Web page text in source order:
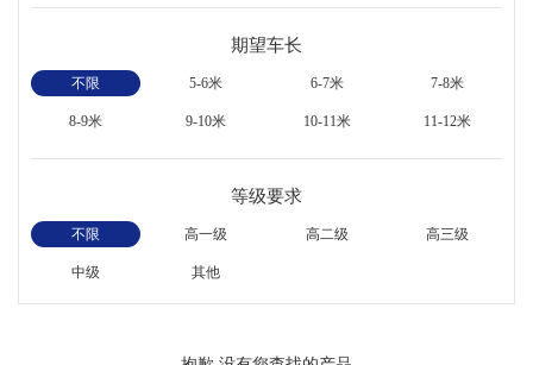
期望车长
不限 5-6米 6-7米 7-8米
8-9米 9-10米 10-11米 11-12米
等级要求
不限 高一级 高二级 高三级
中级 其他